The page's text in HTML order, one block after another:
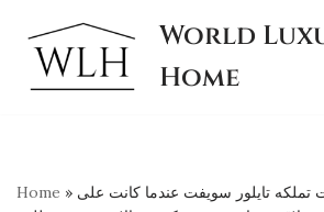
Skip
to
World
Home
Home » تملكه تايلور سويفت عندما كانت على